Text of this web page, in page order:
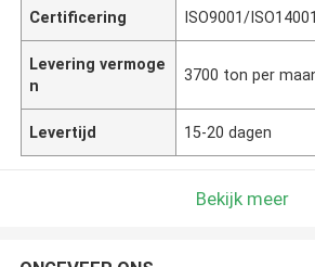
Certificering ISO9001/
Levering vermoge
n
3700 ton per
Levertijd 15-20 dagen
Bekijk meer